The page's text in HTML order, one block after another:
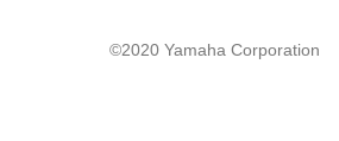
©2020 Yamaha Corporation